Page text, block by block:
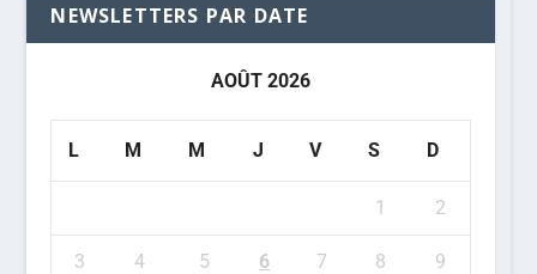
NEWSLETTERS PAR DATE
AOÛT 2026
L M M J V S D
1 2
3 4 5 6 7 8 9